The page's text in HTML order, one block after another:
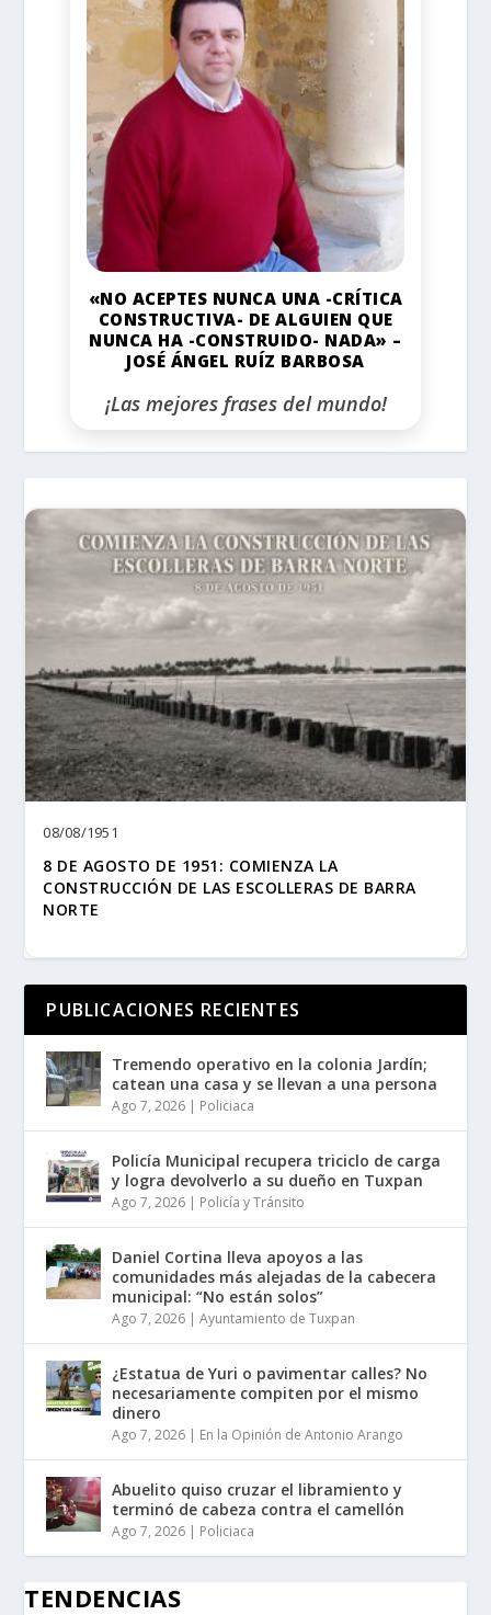
«NO ACEPTES NUNCA UNA -CRÍTICA
CONSTRUCTIVA- DE ALGUIEN QUE
NUNCA HA -CONSTRUIDO- NADA» –
JOSÉ ÁNGEL RUÍZ BARBOSA
¡Las mejores frases del mundo!
08/08/1951
8 DE AGOSTO DE 1951: COMIENZA LA
CONSTRUCCIÓN DE LAS ESCOLLERAS DE BARRA
NORTE
PUBLICACIONES RECIENTES
Tremendo operativo en la colonia Jardín;
catean una casa y se llevan a una persona
Ago 7, 2026 | Policiaca
Policía Municipal recupera triciclo de carga
y logra devolverlo a su dueño en Tuxpan
Ago 7, 2026 | Policía y Tránsito
Daniel Cortina lleva apoyos a las
comunidades más alejadas de la cabecera
municipal: “No están solos”
Ago 7, 2026 |Ayuntamiento de Tuxpan
¿Estatua de Yuri o pavimentar calles? No
necesariamente compiten por el mismo
dinero
Ago 7, 2026 | En la Opinión de Antonio Arango
Abuelito quiso cruzar el libramiento y
terminó de cabeza contra el camellón
Ago 7, 2026 | Policiaca
TENDENCIAS